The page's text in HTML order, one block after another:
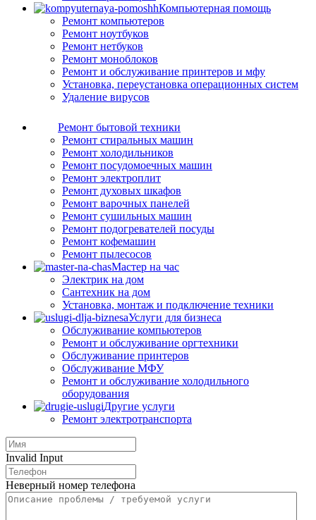
Компьютерная помощь
Ремонт компьютеров
Ремонт ноутбуков
Ремонт нетбуков
Ремонт моноблоков
Ремонт и обслуживание принтеров и мфу
Установка, переустановка операционных систем
Удаление вирусов
Ремонт бытовой техники
Ремонт стиральных машин
Ремонт холодильников
Ремонт посудомоечных машин
Ремонт электроплит
Ремонт духовых шкафов
Ремонт варочных панелей
Ремонт сушильных машин
Ремонт подогревателей посуды
Ремонт кофемашин
Ремонт пылесосов
Мастер на час
Электрик на дом
Сантехник на дом
Установка, монтаж и подключение техники
Услуги для бизнеса
Обслуживание компьютеров
Ремонт и обслуживание оргтехники
Обслуживание принтеров
Обслуживание МФУ
Ремонт и обслуживание холодильного
оборудования
Другие услуги
Ремонт электротранспорта
Invalid Input
Неверный номер телефона